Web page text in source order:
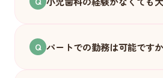
でしっかりお伝えします。
Q パートでの勤務は可能です